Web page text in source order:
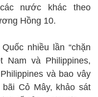
nước khác theo
Hồng 10.
nhiều lần “chặn
Nam và Philippines,
và bao vây
Cỏ Mây, khảo sát